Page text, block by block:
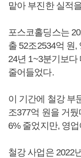
맡아 부진한 실적
포스코홀딩스는
출 52조2534억 원
24년 1~3분기보다
줄어들었다.
이 기간에 철강 부
조377억 원을 거
6% 줄었지만, 영
철강 사업은 2022